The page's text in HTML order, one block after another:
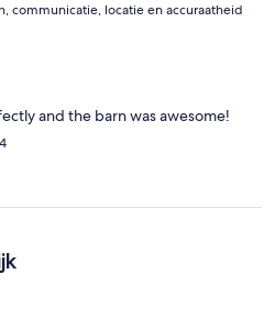
communicatie, locatie en accuraatheid
and the barn was awesome!